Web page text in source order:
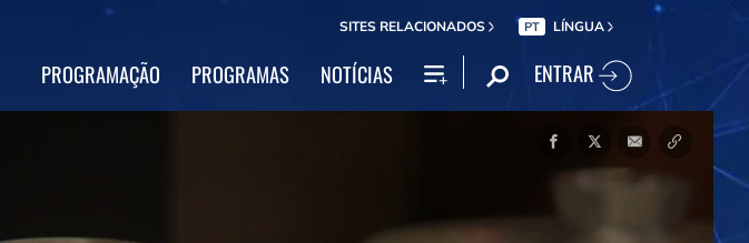
SITES RELACIONADOS PT LÍNGUA
PROGRAMAÇÃO PROGRAMAS NOTÍCIAS ENTRAR